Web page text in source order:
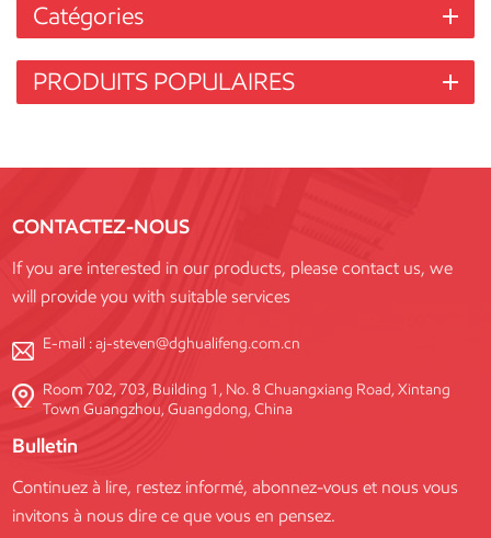
Catégories
PRODUITS POPULAIRES
CONTACTEZ-NOUS
If you are interested in our products, please contact us, we
will provide you with suitable services
E-mail :aj-steven@dghualifeng.com.cn
Room 702, 703, Building 1, No. 8 Chuangxiang Road, Xintang
Town Guangzhou, Guangdong, China
Bulletin
Continuez à lire, restez informé, abonnez-vous et nous vous
invitons à nous dire ce que vous en pensez.